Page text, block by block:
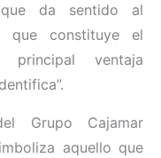
da sentido al
que constituye el
ventaja
Grupo Cajamar
aquello que